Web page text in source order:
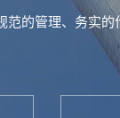
的管理、务实